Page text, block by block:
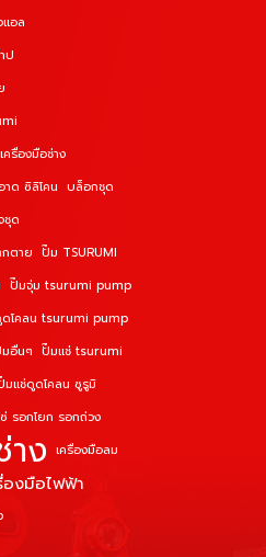
แอล
ป
รื่องมือช่าง
าด ซิลิโคน บล็อกชุด
ชุด
ตาย ปั๊ม TSURUMI
ปั๊มจุ่ม tsurumi pump
โคลน tsurumi pump
อื่นๆ ปั๊มแช่ tsurumi
มแช่ดูดโคลน ซูรูมิ
ซ่ รอกโยก รอกถ่วง
าง เครื่องมือลม
องมือไฟฟ้า